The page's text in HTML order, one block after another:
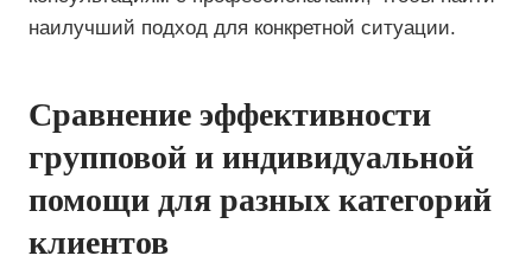
наилучший подход для конкретной ситуации.
Сравнение эффективности
групповой и индивидуальной
помощи для разных категорий
клиентов